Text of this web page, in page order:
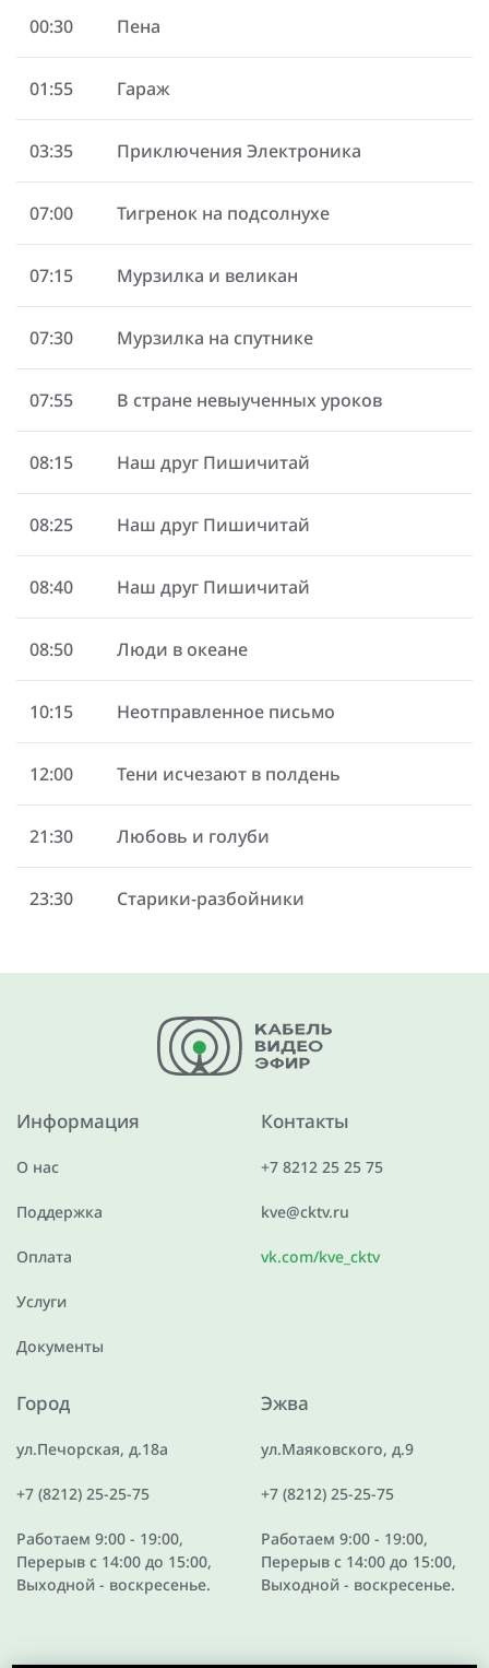
00:30 Пена
01:55 Гараж
03:35 Приключения Электроника
07:00 Тигренок на подсолнухе
07:15 Мурзилка и великан
07:30 Мурзилка на спутнике
07:55 В стране невыученных уроков
08:15 Наш друг Пишичитай
08:25 Наш друг Пишичитай
08:40 Наш друг Пишичитай
08:50 Люди в океане
10:15 Неотправленное письмо
12:00 Тени исчезают в полдень
21:30 Любовь и голуби
23:30 Старики-разбойники
Информация
О нас
Поддержка
Оплата
Услуги
Документы
Контакты
+7 8212 25 25 75
kve@cktv.ru
vk.com/kve_cktv
Город
ул.Печорская, д.18а
+7 (8212) 25-25-75
Работаем 9:00 - 19:00,
Перерыв с 14:00 до 15:00,
Выходной - воскресенье.
Эжва
ул.Маяковского, д.9
+7 (8212) 25-25-75
Работаем 9:00 - 19:00,
Перерыв с 14:00 до 15:00,
Выходной - воскресенье.